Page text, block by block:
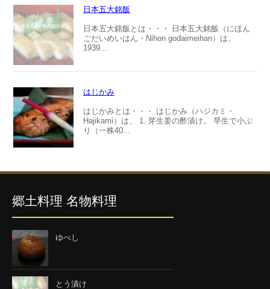
日本五大銘飯
日本五大銘飯とは・・・ 日本五大銘飯（にほん
ごだいめいはん・Nihon godaimeihan）は、
1939...
はじかみ
はじかみとは・・・ はじかみ（ハジカミ・
Hajikami）は、 1. 芽生姜の酢漬け。 早生で小ぶ
り（一株40...
郷土料理 名物料理
ゆべし
とう漬け